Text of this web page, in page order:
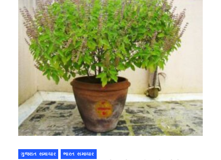
ગુજરાત સમાચાર ભારત સમાચાર